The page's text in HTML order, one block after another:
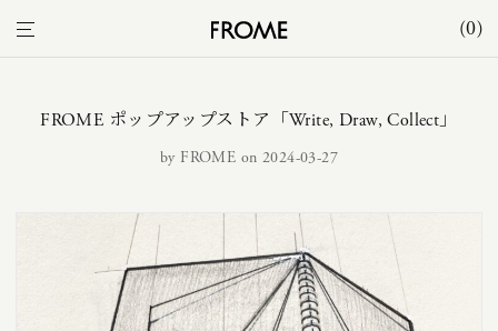
0
FROME ポップアップストア「Write, Draw, Collect」
by FROME on 2024-03-27